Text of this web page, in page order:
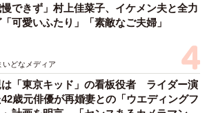
慢できず」村上佳菜子、イケメン夫と全力
可愛いふたり」「素敵なご夫婦」
いどなメディア
は「東京キッド」の看板役者 ライダー演
42歳元俳優が再婚妻との「ウエディングフ